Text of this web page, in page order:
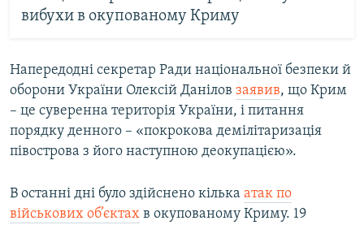
вибухи в окупованому Криму
Напередодні секретар Ради національної безпеки й
оборони України Олексій Данілов заявив, що Крим
– це суверенна територія України, і питання
порядку денного – «покрокова демілітаризація
півострова з його наступною деокупацією».
В останні дні було здійснено кілька атак по
військових об’єктах в окупованому Криму. 19